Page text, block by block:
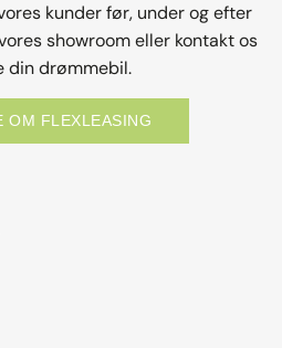
kunder før, under og efter
showroom eller kontakt os
drømmebil.
OM FLEXLEASING